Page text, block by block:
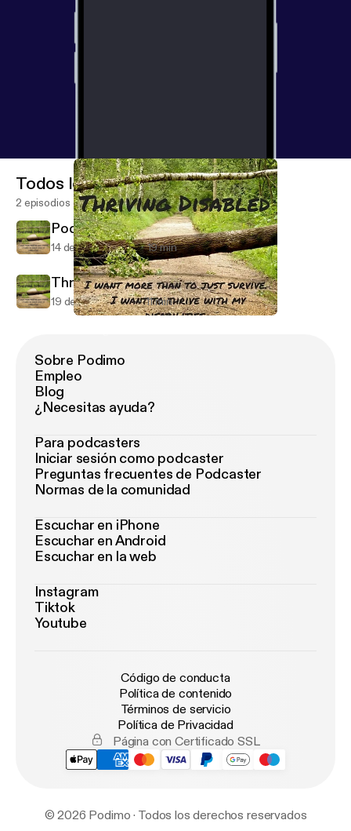
Todos los episodios
2 episodios
Podcast 2
14 de may de 2018 19 min
Thriving Disabled Introduction
19 de sep de 2017 11 min
Sobre Podimo
Empleo
Blog
¿Necesitas ayuda?
Para podcasters
Iniciar sesión como podcaster
Preguntas frecuentes de Podcaster
Normas de la comunidad
Escuchar en iPhone
Escuchar en Android
Escuchar en la web
Instagram
Tiktok
Youtube
Código de conducta
Política de contenido
Términos de servicio
Política de Privacidad
Página con Certificado SSL
© 2026 Podimo · Todos los derechos reservados